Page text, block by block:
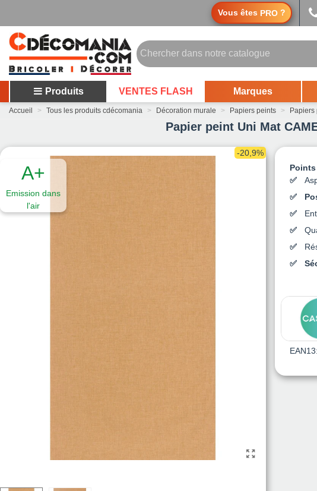
Vous êtes PRO ?
Produits VENTES FLASH Marques
Accueil > Tous les produits cdécomania > Décoration murale > Papiers peints > Papiers
Papier peint Uni Mat
A+
Emission dans
l'air
-20,9%
EAN13: